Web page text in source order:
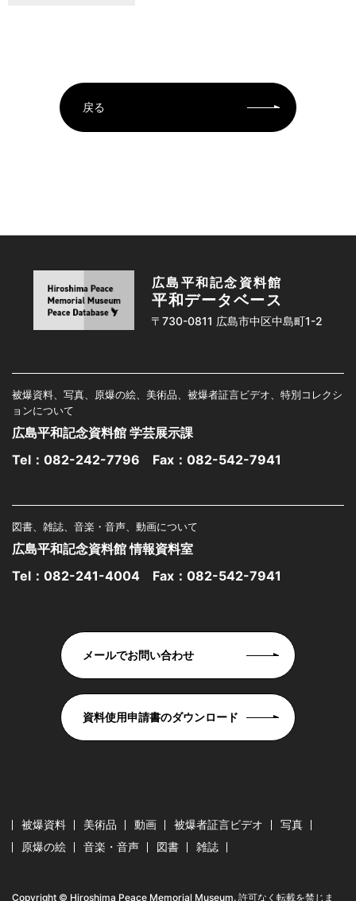
戻る
広島平和記念資料館
平和データベース
〒730-0811 広島市中区中島町1-2
被爆資料、写真、原爆の絵、美術品、被爆者証言ビデオ、特別コレクシ
ョンについて
広島平和記念資料館 学芸展示課
Tel： 082-242-7796 Fax：082-542-7941
図書、雑誌、音楽・音声、動画について
広島平和記念資料館 情報資料室
Tel： 082-241-4004 Fax：082-542-7941
メールでお問い合わせ
資料使用申請書のダウンロード
被爆資料 美術品 動画 被爆者証言ビデオ
写真
原爆の絵
音楽・音声 図書 雑誌
Copyright © Hiroshima Peace Memorial Museum. 許可なく転載を禁じま